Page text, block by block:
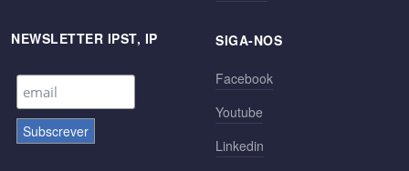
NEWSLETTER IPST, IP SIGA-NOS
Facebook
Youtube
Linkedin